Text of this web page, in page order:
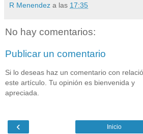
R Menendez a las 17:35
No hay comentarios:
Publicar un comentario
Si lo deseas haz un comentario con
este artículo. Tu opinión es bienvenida y
apreciada.
‹ Inicio